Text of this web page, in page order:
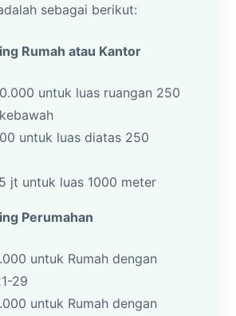
sebagai berikut:
Rumah atau Kantor
untuk luas ruangan 250
untuk luas diatas 250
jt untuk luas 1000 meter
Perumahan
untuk Rumah dengan
29
untuk Rumah dengan